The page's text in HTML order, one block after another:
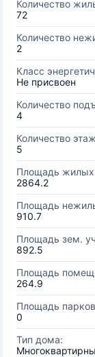
Количество
72
Количество
2
Класс
Не присвоен
Количество
4
Количество
5
Площадь
2864.2
Площадь
910.7
Площадь зем.
892.5
Площадь
264.9
Площадь
0
Тип дома: